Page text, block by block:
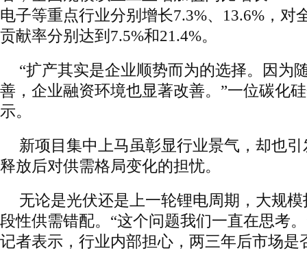
电子等重点行业分别增长7.3%、13.6%，对
贡献率分别达到7.5%和21.4%。
“扩产其实是企业顺势而为的选择。因为
善，企业融资环境也显著改善。”一位碳化
示。
新项目集中上马虽彰显行业景气，却也
释放后对供需格局变化的担忧。
无论是光伏还是上一轮锂电周期，大规
段性供需错配。“这个问题我们一直在思考
记者表示，行业内部担心，两三年后市场是